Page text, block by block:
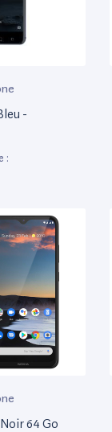
-
:
64 Go